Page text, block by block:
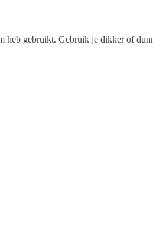
heb gebruikt. Gebruik je dikker of